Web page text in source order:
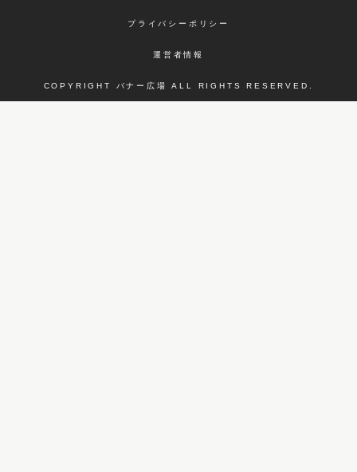
プライバシーポリシー
運営者情報
COPYRIGHT バナー広場 ALL RIGHTS RESERVED.